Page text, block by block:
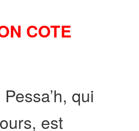
COTE
qui
est